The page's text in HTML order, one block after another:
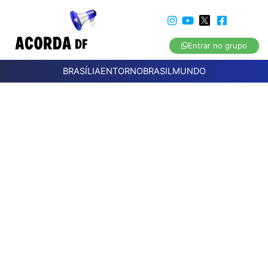
Entrar no grupo
BRASÍLIAENTORNOBRASILMUNDO